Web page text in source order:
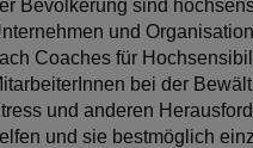
Bevölkerung sind
und
Coaches für
bei der
und anderen
und sie bestmöglich